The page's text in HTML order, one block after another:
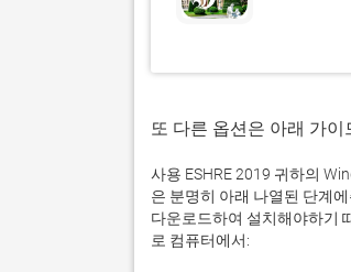
또 다른 옵션은 아래 가
사용 ESHRE 2019 귀하의
은 분명히 아래 나열된 단계
다운로드하여 설치해야하기
로 컴퓨터에서: